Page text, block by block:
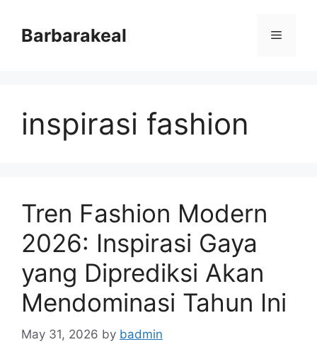
contentBarbarakeal Menu
inspirasi fashion
Tren Fashion Modern
2026: Inspirasi Gaya
yang Diprediksi Akan
Mendominasi Tahun Ini
May 31, 2026 by badmin